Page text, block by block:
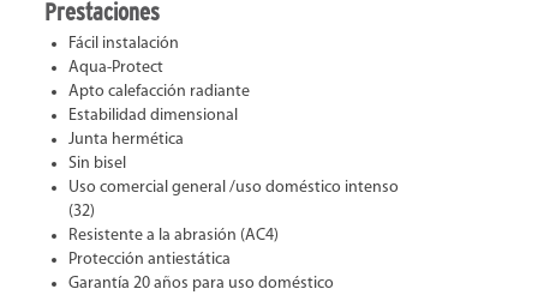
Prestaciones
Fácil instalación
Aqua-Protect
Apto calefacción radiante
Estabilidad dimensional
Junta hermética
Sin bisel
Uso comercial general /uso doméstico intenso
(32)
Resistente a la abrasión (AC4)
Protección antiestática
Garantía 20 años para uso doméstico